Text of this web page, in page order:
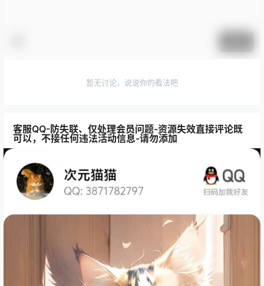
暂无讨论，说说你的看法吧
客服QQ-防失联、仅处理会员问题-资源失效直接评论既
可以，不接任何违法活动信息-请勿添加